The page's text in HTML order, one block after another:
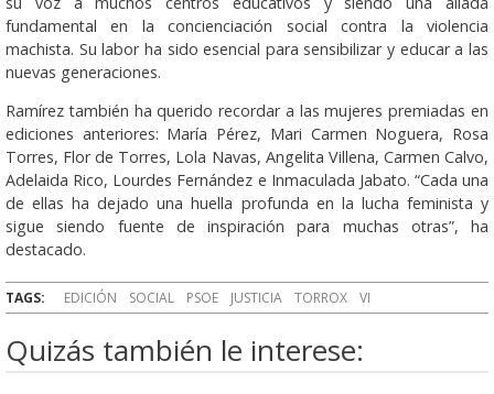
fundamental en la concienciación social contra la violencia
machista. Su labor ha sido esencial para sensibilizar y educar a las
nuevas generaciones.
Ramírez también ha querido recordar a las mujeres premiadas en
ediciones anteriores: María Pérez, Mari Carmen Noguera, Rosa
Torres, Flor de Torres, Lola Navas, Angelita Villena, Carmen Calvo,
Adelaida Rico, Lourdes Fernández e Inmaculada Jabato. “Cada una
de ellas ha dejado una huella profunda en la lucha feminista y
sigue siendo fuente de inspiración para muchas otras”, ha
destacado.
TAGS: EDICIÓN SOCIAL PSOE JUSTICIA TORROX VI
Quizás también le interese: